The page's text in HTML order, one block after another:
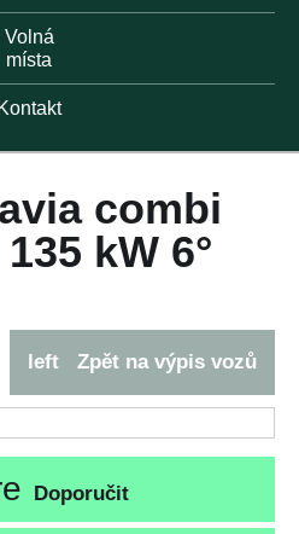
Volná
místa
Kontakt
combi
kW 6°
left Zpět na výpis vozů
Doporučit